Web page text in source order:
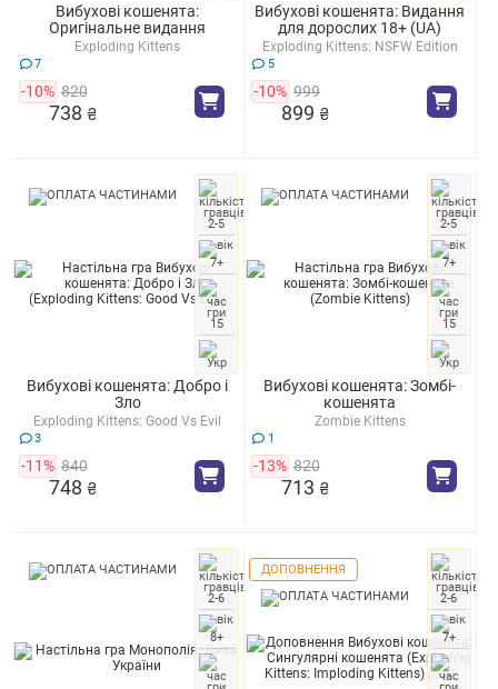
Вибухові кошенята:
Оригінальне видання
Exploding Kittens
7
-10% 820
738 ₴
Вибухові кошенята: Видання
для дорослих 18+ (UA)
Exploding Kittens: NSFW Edition
5
-10% 999
899 ₴
Вибухові кошенята: Добро і
Зло
Exploding Kittens: Good Vs Evil
2-5
7+
15
3
-11% 840
748 ₴
Вибухові кошенята: Зомбі-
кошенята
Zombie Kittens
2-5
7+
15
1
-13% 820
713 ₴
2-6
8+
2-6
7+
ДОПОВНЕННЯ